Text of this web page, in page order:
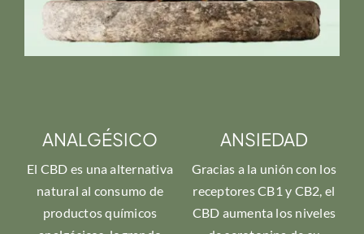
ANALGÉSICO
El CBD es una alternativa
natural al consumo de
productos químicos
ANSIEDAD
Gracias a la unión con los
receptores CB1 y CB2, el
CBD aumenta los niveles